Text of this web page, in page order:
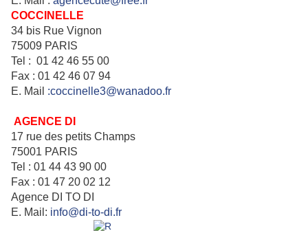
COCCINELLE
34 bis Rue Vignon
75009 PARIS
Tel : 01 42 46 55 00
Fax : 01 42 46 07 94
E. Mail :coccinelle3@wanadoo.fr
AGENCE DI
17 rue des petits Champs
75001 PARIS
Tel : 01 44 43 90 00
Fax : 01 47 20 02 12
Agence DI TO DI
E. Mail: info@di-to-di.fr